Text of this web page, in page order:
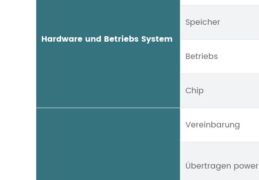
Hardware und Betriebs System
Speicher
Betriebs
Chip
Vereinbarung
Übertragen power